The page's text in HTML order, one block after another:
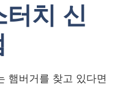
터치 신
햄버거를 찾고 있다면